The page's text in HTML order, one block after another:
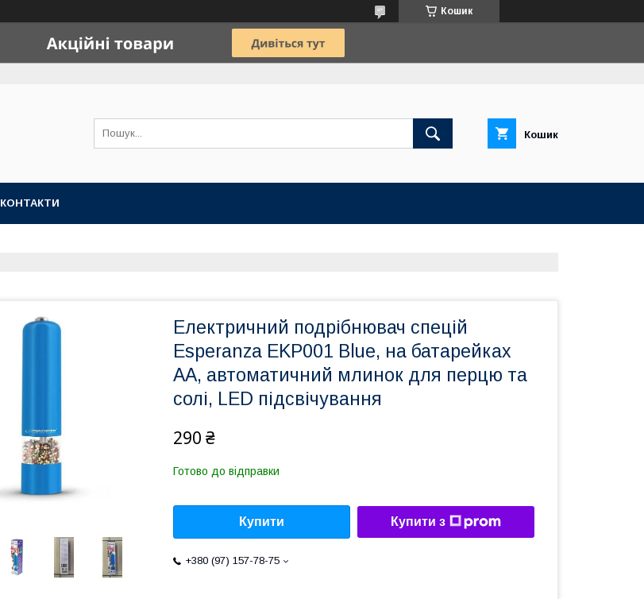
Кошик
Кошик
КОНТАКТИ
Електричний подрібнювач спецій
Esperanza EKP001 Blue, на батарейках
AA, автоматичний млинок для перцю та
солі, LED підсвічування
290 ₴
Готово до відправки
Купити Купити з
+380 (97) 157-78-75